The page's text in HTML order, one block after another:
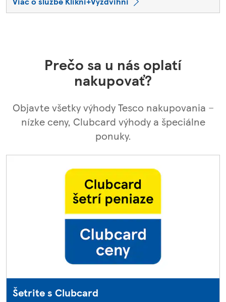
Prečo sa u nás oplatí
nakupovať?
Objavte všetky výhody Tesco nakupovania –
nízke ceny, Clubcard výhody a špeciálne
ponuky.
Šetrite s Clubcard